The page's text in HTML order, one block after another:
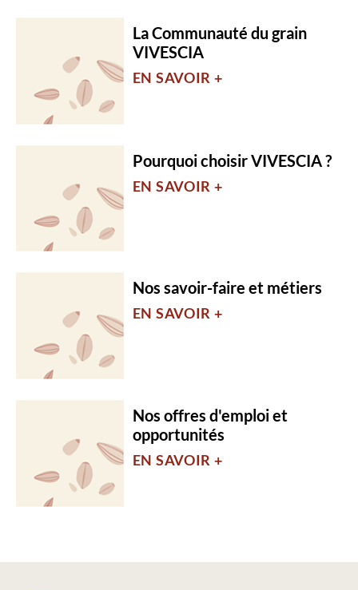
La Communauté du grain
VIVESCIA
EN SAVOIR +
Pourquoi choisir VIVESCIA ?
EN SAVOIR +
Nos savoir-faire et métiers
EN SAVOIR +
Nos offres d'emploi et
opportunités
EN SAVOIR +